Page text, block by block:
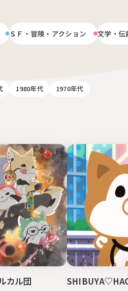
ＳＦ・冒険・アクション 文学・伝
1980年代 1970年代
カル団